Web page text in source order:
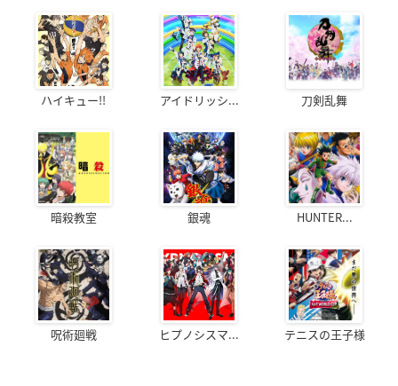
ハイキュー!! アイドリッシ... 刀剣乱舞
暗殺教室 銀魂 HUNTER...
呪術廻戦 ヒプノシスマ... テニスの王子様